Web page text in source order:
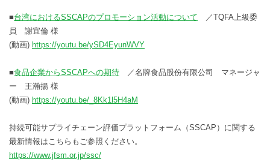
■台湾におけるSSCAPのプロモーション活動について ／TQFA上級委
員 謝宜倫 様
(動画) https://youtu.be/ySD4EyunWVY
■食品企業からSSCAPへの期待 ／名牌食品股份有限公司 マネージャ
ー 王瀚揚 様
(動画) https://youtu.be/_8Kk1l5H4aM
持続可能サプライチェーン評価プラットフォーム（SSCAP）に関する
最新情報はこちらもご参照ください。
https://www.jfsm.or.jp/ssc/